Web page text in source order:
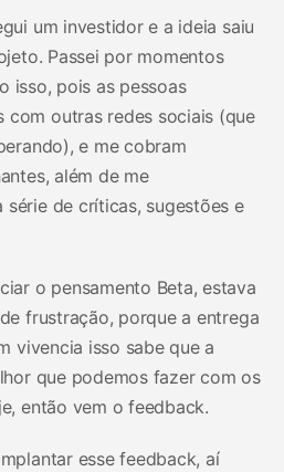
um investidor e a ideia saiu
Passei por momentos
isso, pois as pessoas
com outras redes sociais (que
e me cobram
além de me
série de críticas, sugestões e
o pensamento Beta, estava
frustração, porque a entrega
vivencia isso sabe que a
que podemos fazer com os
então vem o feedback.
esse feedback, aí